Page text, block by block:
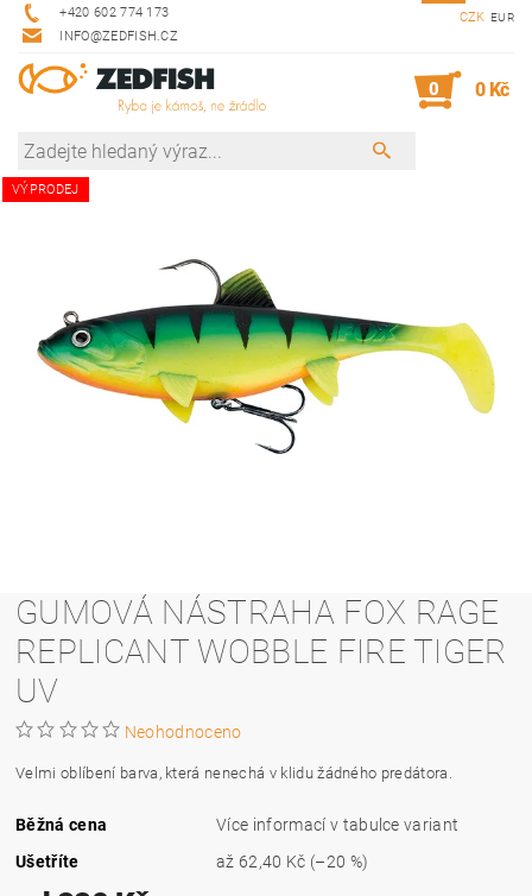
+420 602 774 173
INFO@ZEDFISH.CZ
CZK EUR
0 0 Kč
VÝPRODEJ
GUMOVÁ NÁSTRAHA FOX RAGE
REPLICANT WOBBLE FIRE TIGER
UV
Neohodnoceno
Velmi oblíbení barva, která nenechá v klidu žádného predátora.
Běžná cena
Více informací v tabulce variant
Ušetříte
až 62,40 Kč (–20 %)